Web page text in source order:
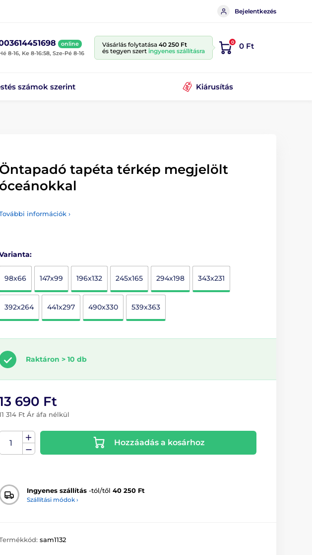
Bejelentkezés
online
8-16, Ke 8-16:58, Sze-Pé 8-16
Vásárlás folytatása 40 250 Ft
és tegyen szert ingyenes szállításra
0 0 Ft
számok szerint Kiárusítás
Öntapadó tapéta térkép megjelölt
óceánokkal
információk ›
98x66 147x99 196x132 245x165 294x198 343x231
392x264 441x297 490x330 539x363
Raktáron > 10 db
690 Ft
314 Ft Ár áfa nélkül
Hozzáadás a kosárhoz
Ingyenes szállítás -tól/től 40 250 Ft
Szállítási módok ›
sam1132